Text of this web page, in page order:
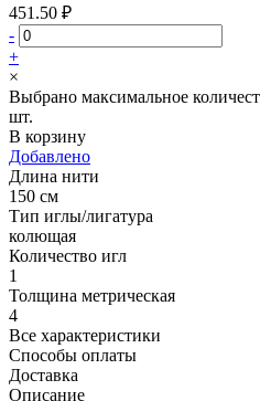
451.50 ₽
-
+
×
Выбрано максимальное
шт.
В корзину
Добавлено
Длина нити
150 см
Тип иглы/лигатура
колющая
Количество игл
1
Толщина метрическая
4
Все характеристики
Способы оплаты
Доставка
Описание